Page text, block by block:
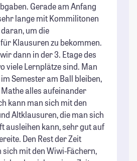
Gerade am Anfang
lange mit Kommilitonen
um die
Klausuren zu bekommen.
dann in der 3. Etage des
viele Lernplätze sind. Man
Semester am Ball bleiben,
alles aufeinander
kann man sich mit den
Altklausuren, die man sich
ausleihen kann, sehr gut auf
Den Rest der Zeit
mit den Wiwi-Fächern,